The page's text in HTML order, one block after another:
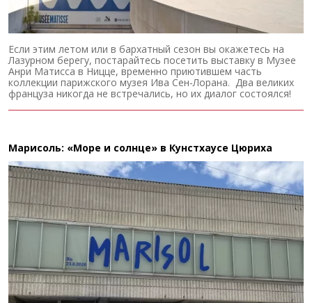
Если этим летом или в бархатный сезон вы окажетесь на
Лазурном берегу, постарайтесь посетить выставку в Музее
Анри Матисса в Ницце, временно приютившем часть
коллекции парижского музея Ива Сен-Лорана. Два великих
француза никогда не встречались, но их диалог состоялся!
Марисоль: «Море и солнце» в Кунстхаусе Цюриха